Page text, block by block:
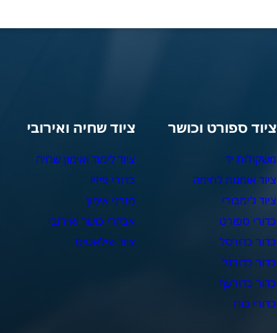
ציוד ספורט וכושר
משקולות יד
ציוד אומנות לחימה
ציוד ג'ימבורי
כדורי ספורט
כדור כדורסל
כדור כדורגל
כדור כדורעף
כדורי כוח
ציוד שחיה ואירובי
ציוד לימוד ואימון שחיה
כדורי פיזיו
מזרני אימון
אביזרי כושר ואירובי
ציוד פילאטיס